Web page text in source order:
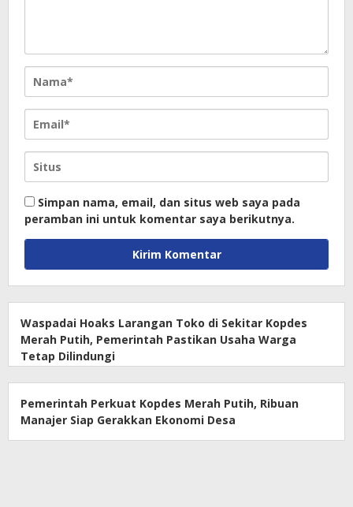
Simpan nama, email, dan situs web saya pada
peramban ini untuk komentar saya berikutnya.
Waspadai Hoaks Larangan Toko di Sekitar Kopdes
Merah Putih, Pemerintah Pastikan Usaha Warga
Tetap Dilindungi
Pemerintah Perkuat Kopdes Merah Putih, Ribuan
Manajer Siap Gerakkan Ekonomi Desa